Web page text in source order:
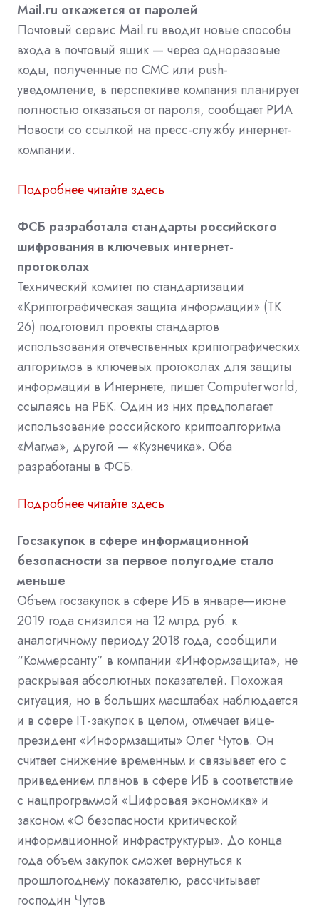
Mail.ru откажется от паролей
Почтовый сервис Mail.ru вводит новые способы
входа в почтовый ящик — через одноразовые
коды, полученные по СМС или push-
уведомление, в перспективе компания планирует
полностью отказаться от пароля, сообщает РИА
Новости со ссылкой на пресс-службу интернет-
компании.
Подробнее читайте здесь
ФСБ разработала стандарты российского
шифрования в ключевых интернет-
протоколах
Технический комитет по стандартизации
«Криптографическая защита информации» (ТК
26) подготовил проекты стандартов
использования отечественных криптографических
алгоритмов в ключевых протоколах для защиты
информации в Интернете, пишет Computerworld,
ссылаясь на РБК. Один из них предполагает
использование российского криптоалгоритма
«Магма», другой — «Кузнечика». Оба
разработаны в ФСБ.
Подробнее читайте здесь
Госзакупок в сфере информационной
безопасности за первое полугодие стало
меньше
Объем госзакупок в сфере ИБ в январе—июне
2019 года снизился на 12 млрд руб. к
аналогичному периоду 2018 года, сообщили
“Коммерсанту” в компании «Информзащита», не
раскрывая абсолютных показателей. Похожая
ситуация, но в больших масштабах наблюдается
и в сфере IT-закупок в целом, отмечает вице-
президент «Информзащиты» Олег Чутов. Он
считает снижение временным и связывает его с
приведением планов в сфере ИБ в соответствие
с нацпрограммой «Цифровая экономика» и
законом «О безопасности критической
информационной инфраструктуры». До конца
года объем закупок сможет вернуться к
прошлогоднему показателю, рассчитывает
господин Чутов